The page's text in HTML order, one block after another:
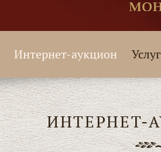
Интернет-аукцион
ИНТЕРНЕТ-